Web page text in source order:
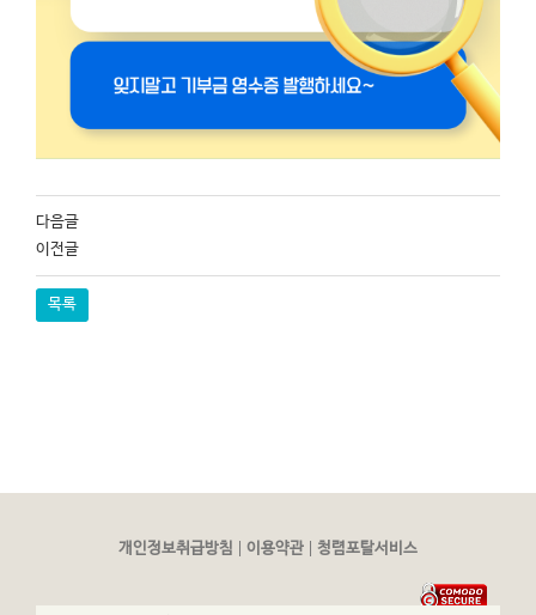
다음글
이전글
목록
개인정보취급방침 이용약관 청렴포탈서비스